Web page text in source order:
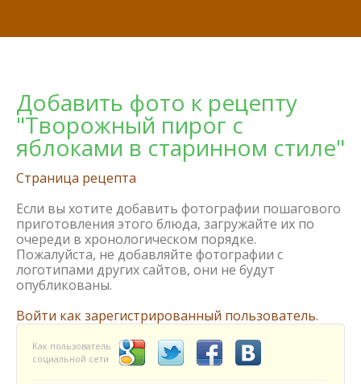
Добавить фото к рецепту
"Творожный пирог с
яблоками в старинном стиле"
Страница рецепта
Если вы хотите добавить фотографии пошагового
приготовления этого блюда, загружайте их по
очереди в хронологическом порядке.
Пожалуйста, не добавляйте фотографии с
логотипами других сайтов, они не будут
опубликованы.
Войти как зарегистрированный пользователь.
Как пользователь
социальной сети